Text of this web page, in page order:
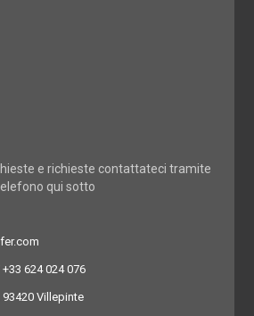
e richieste contattateci tramite
qui sotto
624 024 076
93420 Villepinte